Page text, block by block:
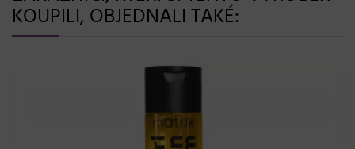
KOUPILI, OBJEDNALI TAKÉ: